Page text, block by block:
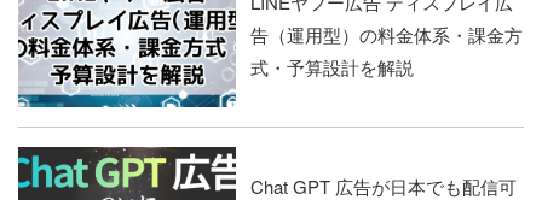
告（運用型）の料金体系・課金方
式・予算設計を解説
Chat GPT 広告が日本でも配信可